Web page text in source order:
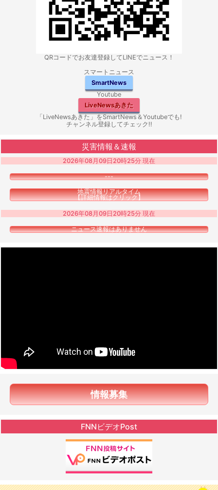
QRコードでお友達登録してLINEでニュース！
スマートニュース
SmartNews
Youtube
LiveNewsあきた
「LiveNewsあきた」をSmartNews＆Youtubeでも!
チャンネル登録してチェック!!
災害情報＆速報
2026年08月09日20時25分 現在
---
地震情報リアルタイム
【詳細情報はクリック】
2026年08月09日20時25分 現在
ニュース速報はありません
情報募集
FNNビデオPost